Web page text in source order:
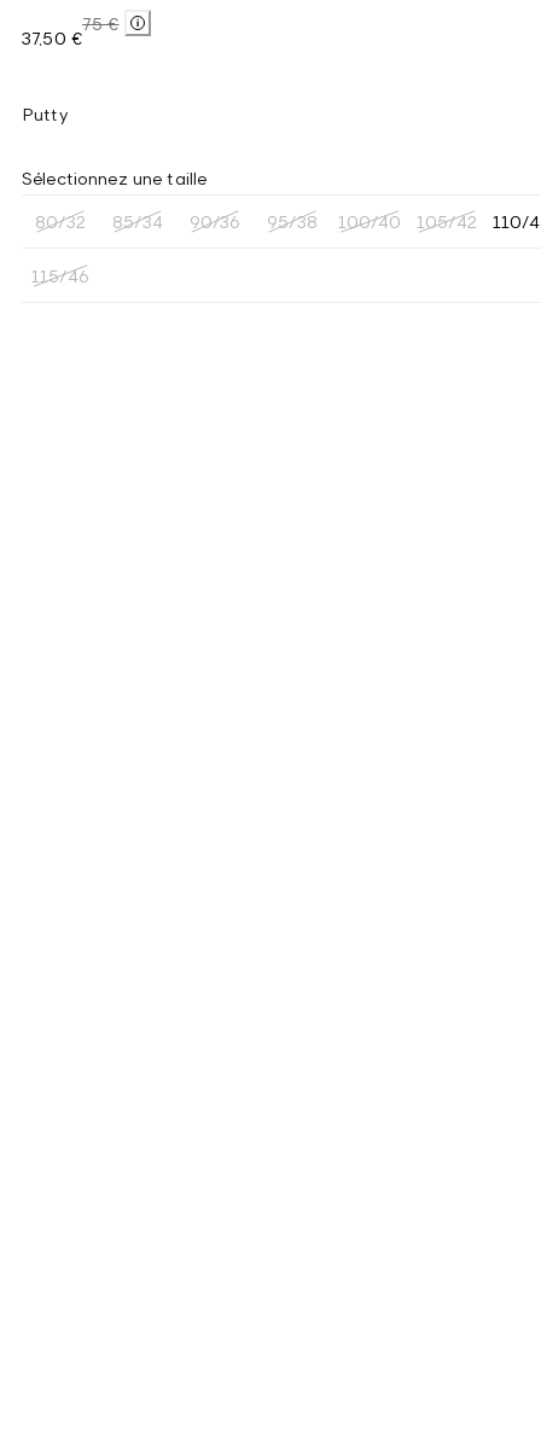
37,50 €
75 €
Putty
Sélectionnez une taille
80/32 85/34 90/36 95/38 100/40 105/42 110/
115/46